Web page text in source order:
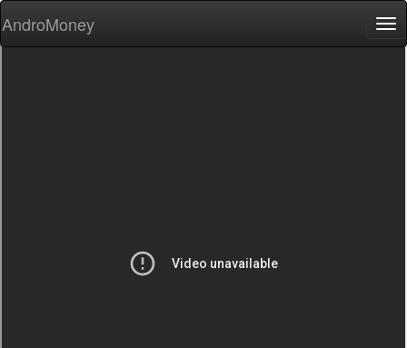
AndroMoney